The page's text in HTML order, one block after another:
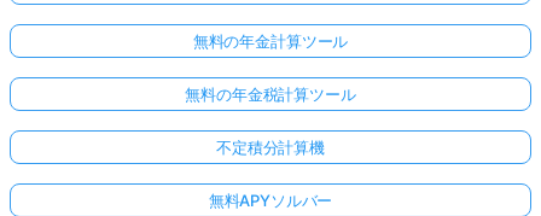
無料の年金計算ツール
無料の年金税計算ツール
不定積分計算機
無料APYソルバー